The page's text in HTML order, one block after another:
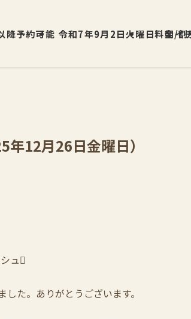
降予約可能 令和7年9月2日火曜日 朝イ
料金/割
12月26日金曜日）
ュ
た。ありがとうございます。